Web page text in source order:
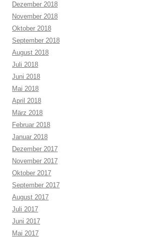
Dezember 2018
November 2018
Oktober 2018
September 2018
August 2018
Juli 2018
Juni 2018
Mai 2018
April 2018
März 2018
Februar 2018
Januar 2018
Dezember 2017
November 2017
Oktober 2017
September 2017
August 2017
Juli 2017
Juni 2017
Mai 2017